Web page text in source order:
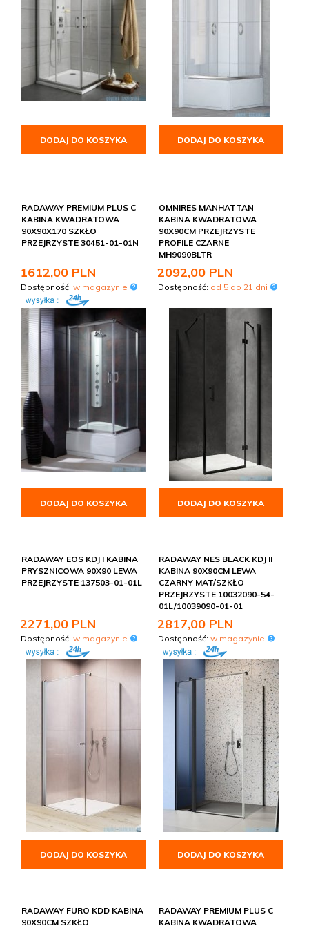
kolorowych okuciach - profilach np. Black, Gold, Brushed
Copper, Brushed Gold, Brushed Nickel i Brushed GunMetal
marki Radaway.
DODAJ DO KOSZYKA DODAJ DO KOSZYKA
RADAWAY PREMIUM PLUS C
KABINA KWADRATOWA
90X90X170 SZKŁO
PRZEJRZYSTE 30451-01-01N
1612,00 PLN
Dostępność: w magazynie
DODAJ DO KOSZYKA
OMNIRES MANHATTAN
KABINA KWADRATOWA
90X90CM PRZEJRZYSTE
PROFILE CZARNE
MH9090BLTR
2092,00 PLN
Dostępność: od 5 do 21 dni
DODAJ DO KOSZYKA
RADAWAY EOS KDJ I KABINA
PRYSZNICOWA 90X90 LEWA
PRZEJRZYSTE 137503-01-01L
2271,00 PLN
Dostępność: w magazynie
DODAJ DO KOSZYKA
RADAWAY NES BLACK KDJ II
KABINA 90X90CM LEWA
CZARNY MAT/SZKŁO
PRZEJRZYSTE 10032090-54-
01L/10039090-01-01
2817,00 PLN
Dostępność: w magazynie
DODAJ DO KOSZYKA
RADAWAY FURO KDD KABINA
90X90CM SZKŁO
RADAWAY PREMIUM PLUS C
KABINA KWADRATOWA